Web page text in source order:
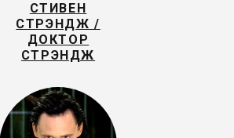
СТИВЕН
СТРЭНДЖ /
ДОКТОР
СТРЭНДЖ